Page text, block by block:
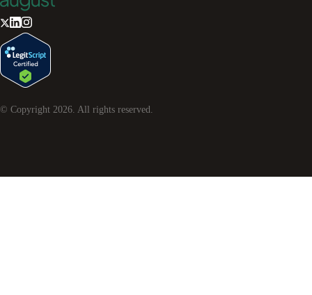
© Copyright 2026 . All rights reserved.